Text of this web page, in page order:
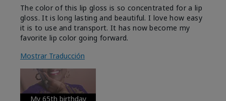
The color of this lip gloss is so concentrated for a lip
gloss. It is long lasting and beautiful. I love how easy
it is to use and transport. It has now become my
favorite lip color going forward.
Mostrar Traducción
My 65th birthday